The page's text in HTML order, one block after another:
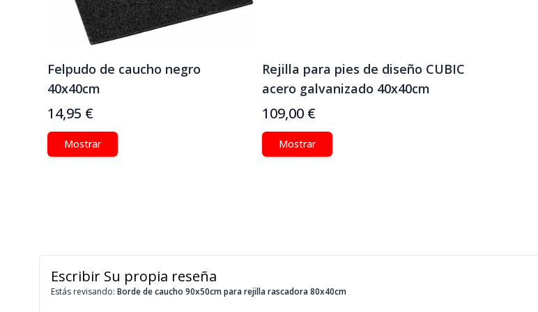
Felpudo de caucho negro
40x40cm
14,95 €
Mostrar
Rejilla para pies de diseño CUBIC
acero galvanizado 40x40cm
109,00 €
Mostrar
Escribir Su propia reseña
Estás revisando: Borde de caucho 90x50cm para rejilla rascadora 80x40cm